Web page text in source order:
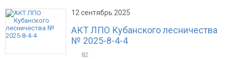
12 сентябрь 2025
АКТ ЛПО Кубанского лесничества
№ 2025-8-4-4
82